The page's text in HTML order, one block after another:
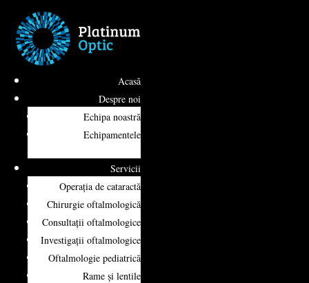
Acasă
Despre noi
Echipa noastră
Echipamentele
Servicii
Operația de cataractă
Chirurgie oftalmologică
Consultații oftalmologice
Investigații oftalmologice
Oftalmologie pediatrică
Rame și lentile